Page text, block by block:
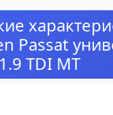
Passat
TDI MT